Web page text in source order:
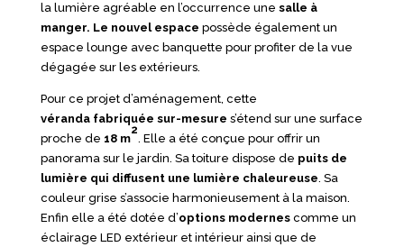
la lumière agréable en l’occurrence une salle à
manger. Le nouvel espace possède également un
espace lounge avec banquette pour profiter de la vue
dégagée sur les extérieurs.
Pour ce projet d’aménagement, cette
véranda fabriquée sur-mesure s’étend sur une surface
proche de 18 m
2
. Elle a été conçue pour offrir un
panorama sur le jardin. Sa toiture dispose de puits de
lumière qui diffusent une lumière chaleureuse. Sa
couleur grise s’associe harmonieusement à la maison.
Enfin elle a été dotée d’options modernescomme un
éclairage LED extérieur et intérieur ainsi que de